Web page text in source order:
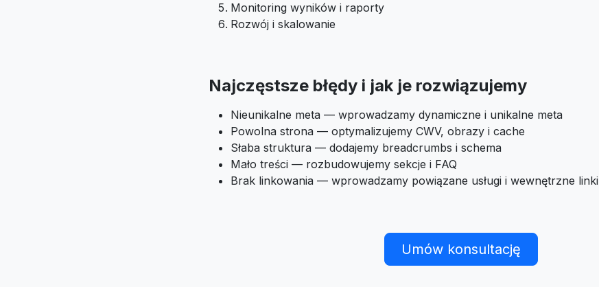
Monitoring wyników i raporty
Rozwój i skalowanie
Najczęstsze błędy i jak je rozwiązujemy
Nieunikalne meta — wprowadzamy dynamiczne i unikalne meta
Powolna strona — optymalizujemy CWV, obrazy i cache
Słaba struktura — dodajemy breadcrumbs i schema
Mało treści — rozbudowujemy sekcje i FAQ
Brak linkowania — wprowadzamy powiązane usługi i wewnętrzne linki
Umów konsultację